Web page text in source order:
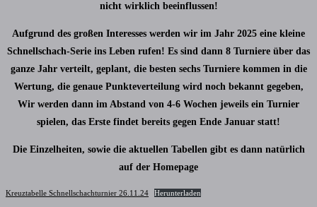
nicht wirklich beeinflussen!
Aufgrund des großen Interesses werden wir im Jahr 2025 eine kleine
Schnellschach-Serie ins Leben rufen! Es sind dann 8 Turniere über das
ganze Jahr verteilt, geplant, die besten sechs Turniere kommen in die
Wertung, die genaue Punkteverteilung wird noch bekannt gegeben,
Wir werden dann im Abstand von 4-6 Wochen jeweils ein Turnier
spielen, das Erste findet bereits gegen Ende Januar statt!
Die Einzelheiten, sowie die aktuellen Tabellen gibt es dann natürlich
auf der Homepage
Kreuztabelle Schnellschachturnier 26.11.24 Herunterladen